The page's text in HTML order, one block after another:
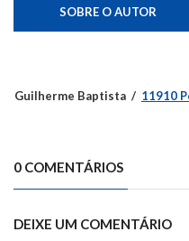
SOBRE O AUTOR
Guilherme Baptista 11910
0 COMENTÁRIOS
DEIXE UM COMENTÁRIO